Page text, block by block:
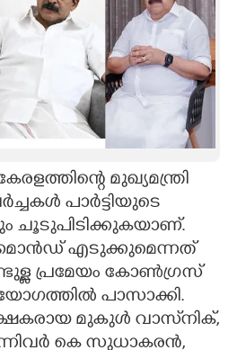
മുഖ്യമന്ത്രി
പാർട്ടിയുടെ
ചൂടുപിടിക്കുകയാണ്.
എടുക്കുമെന്നത്
പ്രമേയം കോൺഗ്രസ്
പാസാക്കി.
മുകുൾ വാസ്‌നിക്,
കെ സുധാകരൻ,